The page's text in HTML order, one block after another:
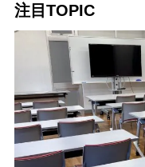
注目TOPIC